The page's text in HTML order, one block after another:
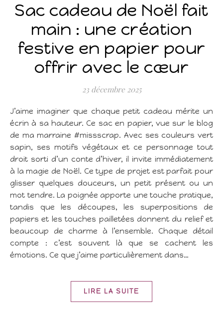
Sac cadeau de Noël fait
main : une création
festive en papier pour
offrir avec le cœur
23 décembre 2025
J’aime imaginer que chaque petit cadeau mérite un
écrin à sa hauteur. Ce sac en papier, vue sur le blog
de ma marraine #missscrap. Avec ses couleurs vert
sapin, ses motifs végétaux et ce personnage tout
droit sorti d’un conte d’hiver, il invite immédiatement
à la magie de Noël. Ce type de projet est parfait pour
glisser quelques douceurs, un petit présent ou un
mot tendre. La poignée apporte une touche pratique,
tandis que les découpes, les superpositions de
papiers et les touches pailletées donnent du relief et
beaucoup de charme à l’ensemble. Chaque détail
compte : c’est souvent là que se cachent les
émotions. Ce que j’aime particulièrement dans…
LIRE LA SUITE